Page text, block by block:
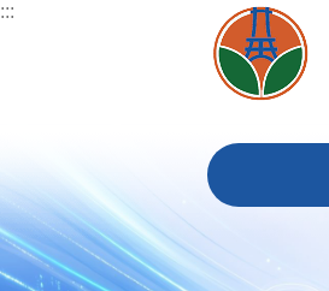
跳到主要內容區塊
:::